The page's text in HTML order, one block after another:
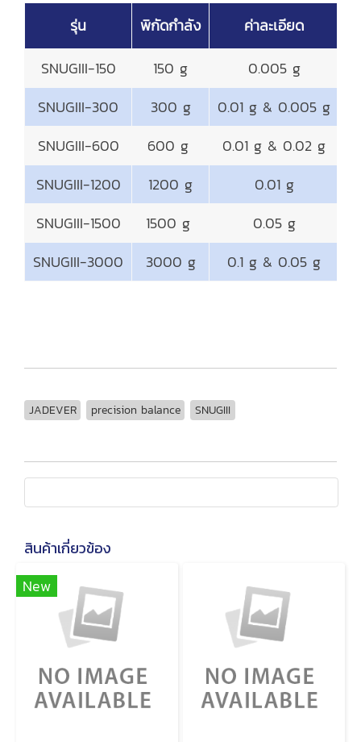
รุ่น พิกัดกำลัง ค่าละเอียด
SNUGIII-150
150 g 0.005 g
SNUGIII-300
300 g 0.01 g & 0.005 g
SNUGIII-600
600 g 0.01 g & 0.02 g
SNUGIII-1200
1200 g 0.01 g
SNUGIII-1500
1500 g 0.05 g
SNUGIII-3000
3000 g 0.1 g & 0.05 g
JADEVER precision balance SNUGIII
สินค้าเกี่ยวข้อง
New